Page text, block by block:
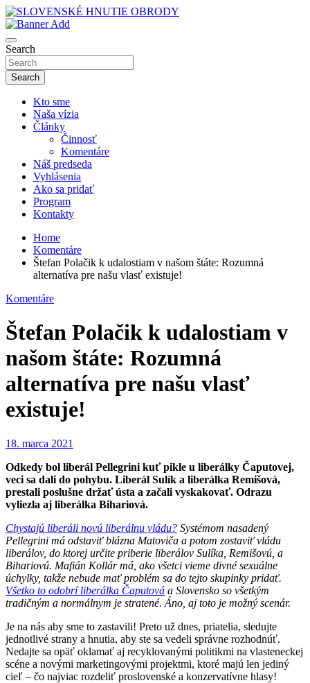
Skip
to
content
SLOVENSKÉ HNUTIE OBRODY
Search
Search
Kto sme
Naša vízia
Články
Činnosť
Komentáre
Náš predseda
Vyhlásenia
Ako sa pridať
Program
Kontakty
Home
Komentáre
Štefan Polačik k udalostiam v našom štáte: Rozumná
alternatíva pre našu vlasť existuje!
Komentáre
Štefan Polačik k udalostiam v
našom štáte: Rozumná
alternatíva pre našu vlasť
existuje!
18. marca 2021
Odkedy bol liberál Pellegrini kuť pikle u liberálky Čaputovej,
veci sa dali do pohybu. Liberál Sulík a liberálka Remišová,
prestali poslušne držať ústa a začali vyskakovať. Odrazu
vyliezla aj liberálka Bihariová.
Chystajú liberáli novú liberálnu vládu? Systémom nasadený
Pellegrini má odstaviť blázna Matoviča a potom zostaviť vládu
liberálov, do ktorej určite priberie liberálov Sulíka, Remišovú, a
Bihariovú. Mafián Kollár má, ako všetci vieme divné sexuálne
úchylky, takže nebude mať problém sa do tejto skupinky pridať.
Všetko to odobrí liberálka Čaputová a Slovensko so všetkým
tradičným a normálnym je stratené. Áno, aj toto je možný scenár.
Je na nás aby sme to zastavili! Preto už dnes, priatelia, sledujte
jednotlivé strany a hnutia, aby ste sa vedeli správne rozhodnúť.
Nedajte sa opäť oklamať aj recyklovanými politikmi na vlasteneckej
scéne a novými marketingovými projektmi, ktoré majú len jediný
cieľ – čo najviac rozdeliť proslovenské a konzervatívne hlasy!